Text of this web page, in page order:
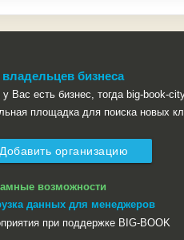
бизнеса
у Вас есть бизнес, тогда big-book-
площадка для поиска новых
Добавить организацию
возможности
данных для менеджеров
при поддержке BIG-BOOK